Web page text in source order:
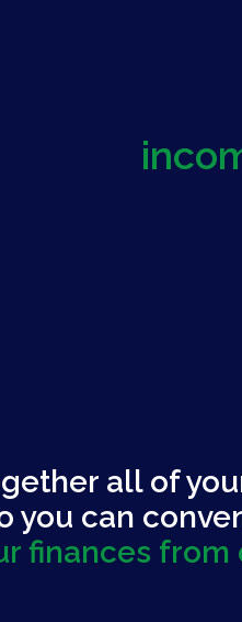
all of
you can
finances from